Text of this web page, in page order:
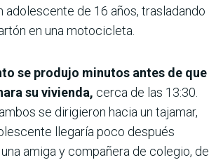
adolescente de 16 años, trasladando
en una motocicleta.
se produjo minutos antes de que
su vivienda, cerca de las 13:30.
se dirigieron hacia un tajamar,
llegaría poco después
amiga y compañera de colegio, de